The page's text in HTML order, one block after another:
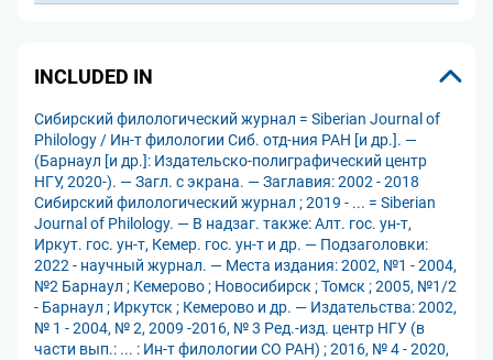
INCLUDED IN
Сибирский филологический журнал = Siberian Journal of
Philology / Ин-т филологии Сиб. отд-ния РАН [и др.]. —
(Барнаул [и др.]: Издательско-полиграфический центр
НГУ, 2020-). — Загл. с экрана. — Заглавия: 2002 - 2018
Сибирский филологический журнал ; 2019 - ... = Siberian
Journal of Philology. — В надзаг. также: Алт. гос. ун-т,
Иркут. гос. ун-т, Кемер. гос. ун-т и др. — Подзаголовки:
2022 - научный журнал. — Места издания: 2002, №1 - 2004,
№2 Барнаул ; Кемерово ; Новосибирск ; Томск ; 2005, №1/2
- Барнаул ; Иркутск ; Кемерово и др. — Издательства: 2002,
№ 1 - 2004, № 2, 2009 -2016, № 3 Ред.-изд. центр НГУ (в
части вып.: ... : Ин-т филологии СО РАН) ; 2016, № 4 - 2020,